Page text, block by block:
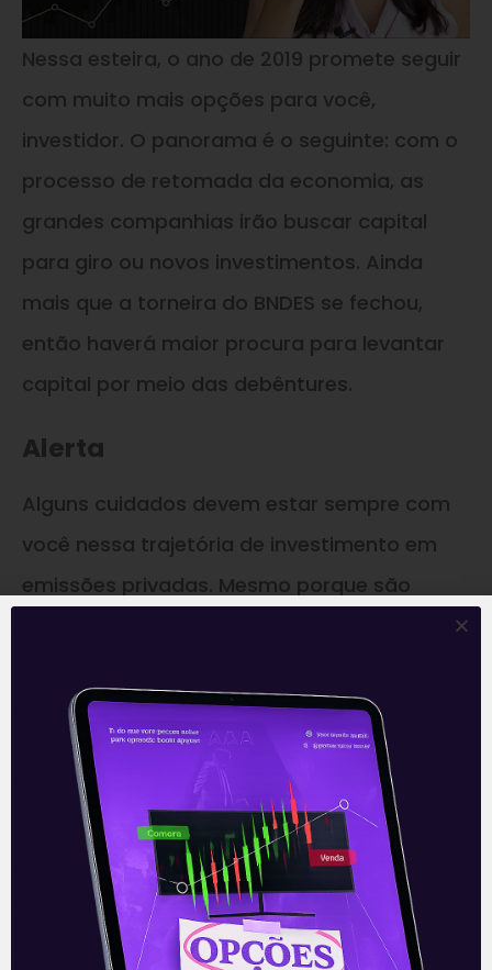
Nessa esteira, o ano de 2019 promete seguir
com muito mais opções para você,
investidor. O panorama é o seguinte: com o
processo de retomada da economia, as
grandes companhias irão buscar capital
para giro ou novos investimentos. Ainda
mais que a torneira do BNDES se fechou,
então haverá maior procura para levantar
capital por meio das debêntures.
Alerta
Alguns cuidados devem estar sempre com
você nessa trajetória de investimento em
emissões privadas. Mesmo porque são
da companhia não sair como o planejado e,
com isso, você não receber o pagamento ou
atrasar.
Por isso, cada papel merece uma avaliação
única que leve em conta não apenas as
suas próprias particularidades, como